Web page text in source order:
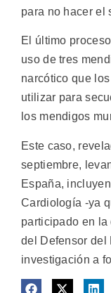
para no hacer el
El último
uso de tres
narcótico que
utilizar para
los mendigos
Este caso,
septiembre,
España,
Cardiología -ya
participado en
del Defensor del
investigación a